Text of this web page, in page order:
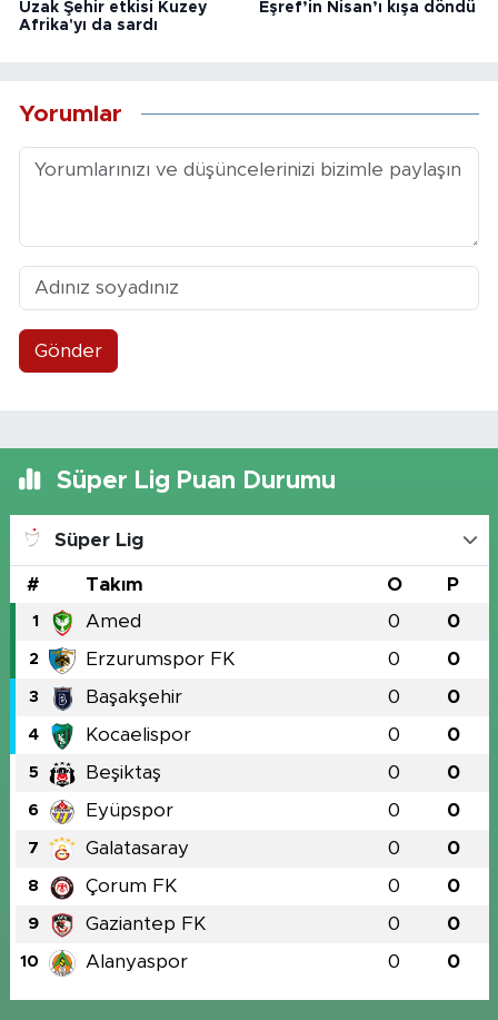
Uzak Şehir etkisi Kuzey
Afrika'yı da sardı
Eşref’in Nisan’ı kışa döndü
Yorumlar
Gönder
Süper Lig Puan Durumu
Süper Lig
# Takım O P
1 Amed 0 0
2 Erzurumspor FK 0 0
3 Başakşehir 0 0
4 Kocaelispor 0 0
5 Beşiktaş 0 0
6 Eyüpspor 0 0
7 Galatasaray 0 0
8 Çorum FK 0 0
9 Gaziantep FK 0 0
10 Alanyaspor 0 0